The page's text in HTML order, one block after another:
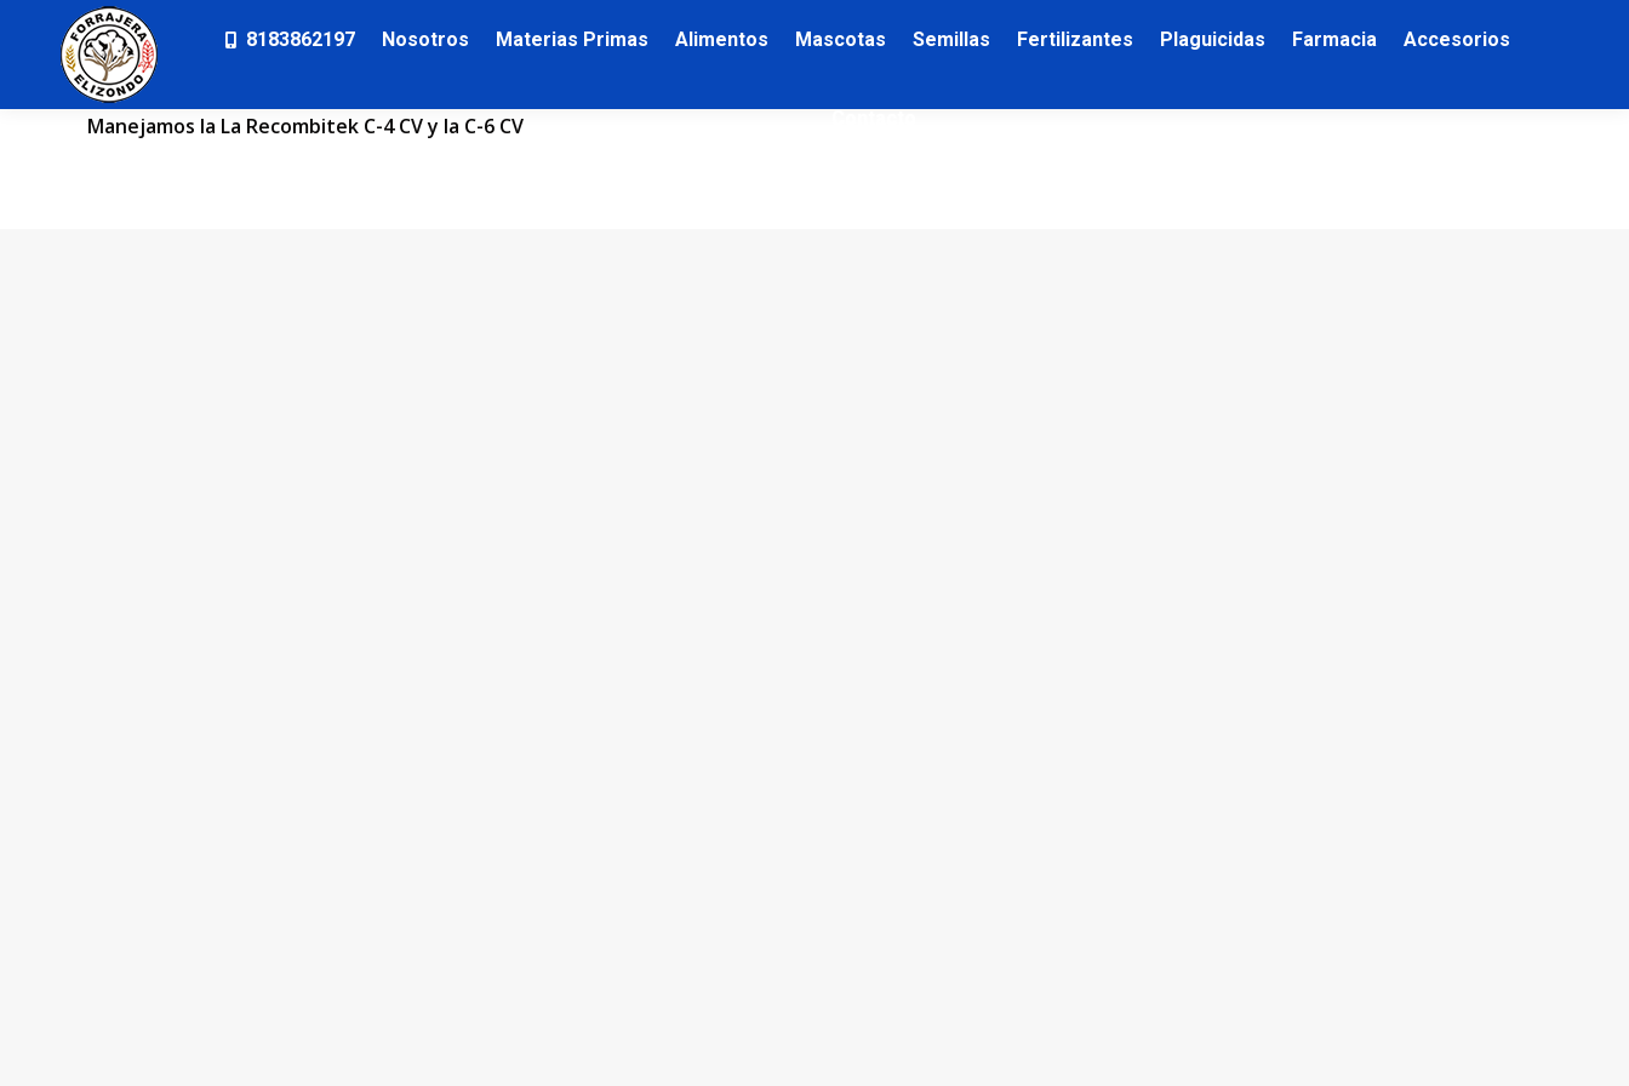
8183862197 Nosotros Materias Primas Alimentos Mascotas Semillas Fertilizantes Plaguicidas Farmacia Accesorios
Manejamos la La Recombitek C-4 CV y la C-6 CV